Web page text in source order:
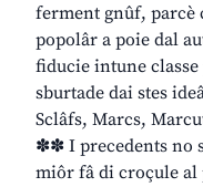
ferment gnûf, parcè
popolâr a poie dal
fiducie intune
sburtade dai stes
Sclâfs, Marcs,
✽✽ I precedents no
miôr fâ di croçule al